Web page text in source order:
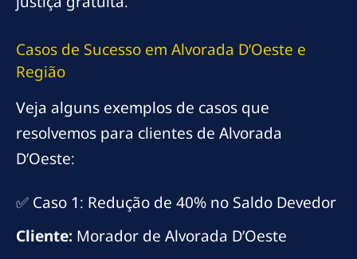
Casos de Sucesso em Alvorada D’Oeste e
Região
Veja alguns exemplos de casos que
resolvemos para clientes de Alvorada
D’Oeste:
✅ Caso 1: Redução de 40% no Saldo Devedor
Cliente: Morador de Alvorada D’Oeste